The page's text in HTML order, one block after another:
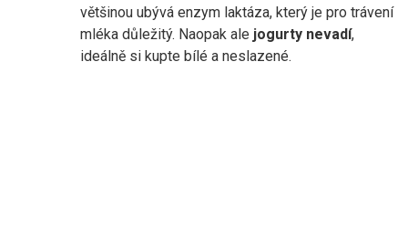
většinou ubývá enzym laktáza, který je pro trávení
mléka důležitý. Naopak ale jogurty nevadí,
ideálně si kupte bílé a neslazené.